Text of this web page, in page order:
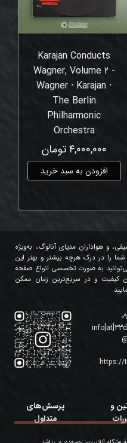
Karajan Conducts
Wagner, Volume 2 -
Wagner ⸱ Karajan ⸱
The Berlin
Philharmonic
Orchestra
۴,۰۰۰,۰۰۰ تومان
افزودن به سبد خرید
https://
و هواداران مدیای آنالوگ، به‌ویژه
را در درک هرچه بیشتر و بهتر این
به صورت تخصصی انواع صفحه
کیفیت و در سریع‌ترین زمان ممکن
و
پرسش‌های
متداول